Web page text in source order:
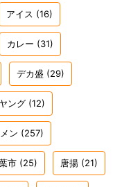
アイス (16)
カレー (31)
デカ盛 (29)
ング (12)
ン (257)
市 (25) 唐揚 (21)